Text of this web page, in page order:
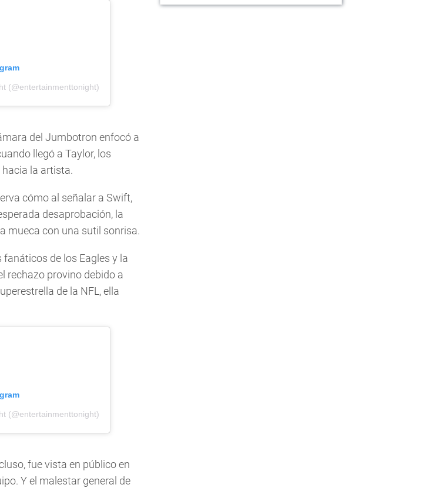
(@entertainmenttonight)
del Jumbotron enfocó a
llegó a Taylor, los
la artista.
cómo al señalar a Swift,
desaprobación, la
mueca con una sutil sonrisa.
de los Eagles y la
rechazo provino debido a
de la NFL, ella
(@entertainmenttonight)
fue vista en público en
Y el malestar general de